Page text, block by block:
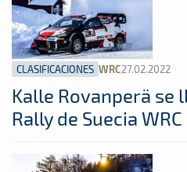
CLASIFICACIONES WRC27.02.2022
Kalle Rovanperä se
Rally de Suecia